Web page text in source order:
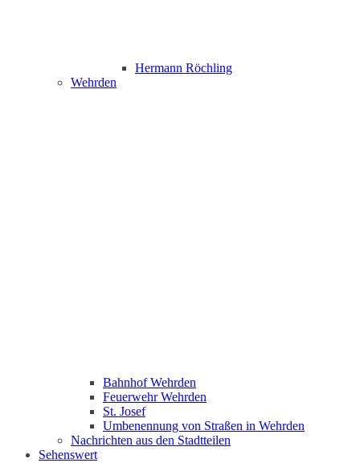
Hermann Röchling
Wehrden
Bahnhof Wehrden
Feuerwehr Wehrden
St. Josef
Umbenennung von Straßen in Wehrden
Nachrichten aus den Stadtteilen
Sehenswert